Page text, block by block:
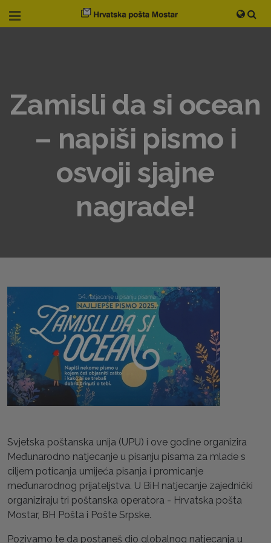
Zamisli da si ocean
– napiši pismo i
osvoji sjajne
nagrade!
Svjetska poštanska unija (UPU) i ove godine organizira
Međunarodno natjecanje u pisanju pisama za mlade s
ciljem poticanja umijeća pisanja i promicanje
međunarodnog prijateljstva. U BiH natjecanje zajednički
organiziraju tri poštanska operatora - Hrvatska pošta
Mostar, BH Pošta i Pošte Srpske.
Pozivamo te da postaneš dio globalnog natjecanja u